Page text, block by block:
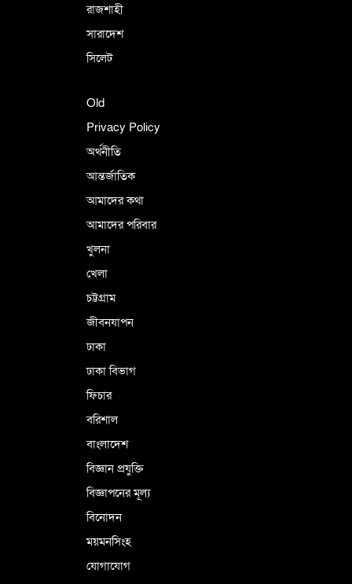
রাজশাহী
সারাদেশ
সিলেট
Old
Privacy Policy
অর্থনীতি
আন্তর্জাতিক
আমাদের কথা
আমাদের পরিবার
খুলনা
খেলা
চট্টগ্রাম
জীবনযাপন
ঢাকা
ঢাকা বিভাগ
ফিচার
বরিশাল
বাংলাদেশ
বিজ্ঞান প্রযুক্তি
বিজ্ঞাপনের মূল্য
বিনোদন
ময়মনসিংহ
যোগাযোগ